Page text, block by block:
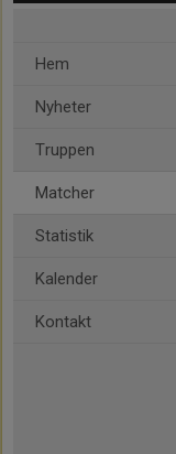
Hem
Nyheter
Truppen
Matcher
Statistik
Kalender
Kontakt